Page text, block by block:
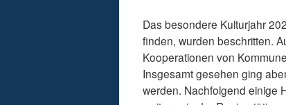
Das besondere Kulturjahr
finden, wurden beschritten.
Kooperationen von
Insgesamt gesehen ging
werden. Nachfolgend einige